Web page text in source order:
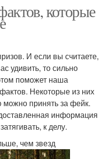
которые
И если вы считаете,
удивить, то сильно
поможет наша
Некоторые из них
можно принять за фейк.
информация
к делу.
чем звезд